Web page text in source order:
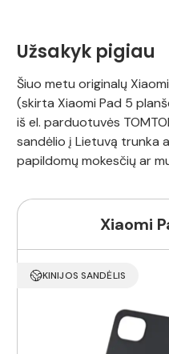
Užsakyk pigiau
Šiuo metu originalų
(skirta Xiaomi Pad 5
iš el. parduotuvės
sandėlio į Lietuvą trunka
papildomų mokesčių ar
Xiaomi
KINIJOS SANDĖLIS